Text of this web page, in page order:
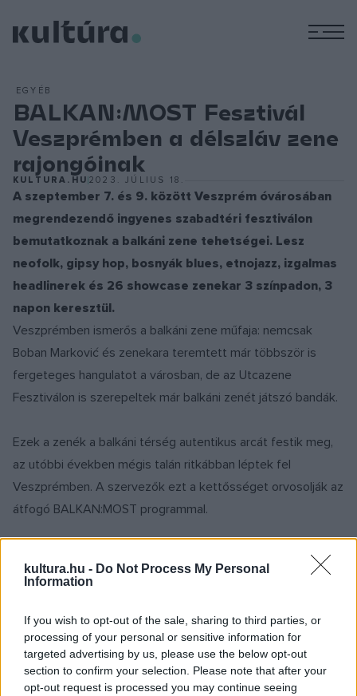
kultura.hu - Do Not Process My Personal
Information
If you wish to opt-out of the sale, sharing to third parties, or
processing of your personal or sensitive information for
targeted advertising by us, please use the below opt-out
section to confirm your selection. Please note that after your
opt-out request is processed you may continue seeing
EGYÉB
BALKAN:MOST Fesztivál
Veszprémben a délszláv zene
rajongóinak
KULTURA.HU 2023. JÚLIUS 18.
A szeptember 7. és 9. között Veszprém óvárosában
megrendezendő ingyenes szabadtéri fesztiválon
bemutatkoznak a balkáni zene tehetségei. Lesz
neofolk, gipsy hop, bosnyák blues, etnojazz, izgalmas
headlinerek és 26 showcase zenekar 3 színpadon, 3
napon keresztül.
Veszprémben ismerős a balkáni zene műfaja: nemcsak
Boban Marković és zenekara teremtett már többször is
fergeteges hangulatot a városban, de az Utcazene
Fesztiválon is szerepeltek már balkáni zenét játszó bandák.
Ezek a zenék a balkáni térség autentikus arcát festik meg,
az utóbbi években mégis talán ritkábban léptek fel
Veszprémben. A szervezők ezt a kettősséget orvosolják az
átfogó BALKAN:MOST programmal.
showcase-fellépő érkezik Veszprémbe,
olyan kuriózumokat felvonultatva, mint a
merítő női a cappella.
Ritkán hallható zenék: a magyar cigányzenéhez egészen
közel eső román taraf, az édes-bús bosnyák sevdalinka